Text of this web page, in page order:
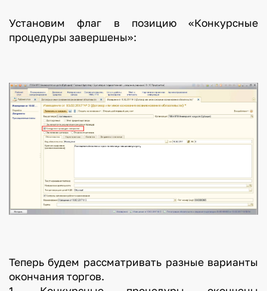
Установим флаг в позицию «Конкурсные
процедуры завершены»:
Теперь будем рассматривать разные варианты
окончания торгов.